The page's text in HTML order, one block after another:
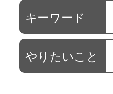
キーワード
やりたいこと